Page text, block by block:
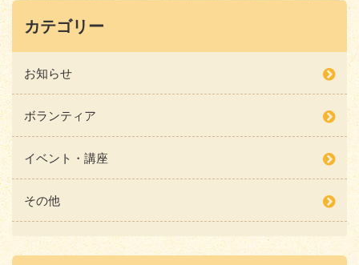
カテゴリー
お知らせ
ボランティア
イベント・講座
その他